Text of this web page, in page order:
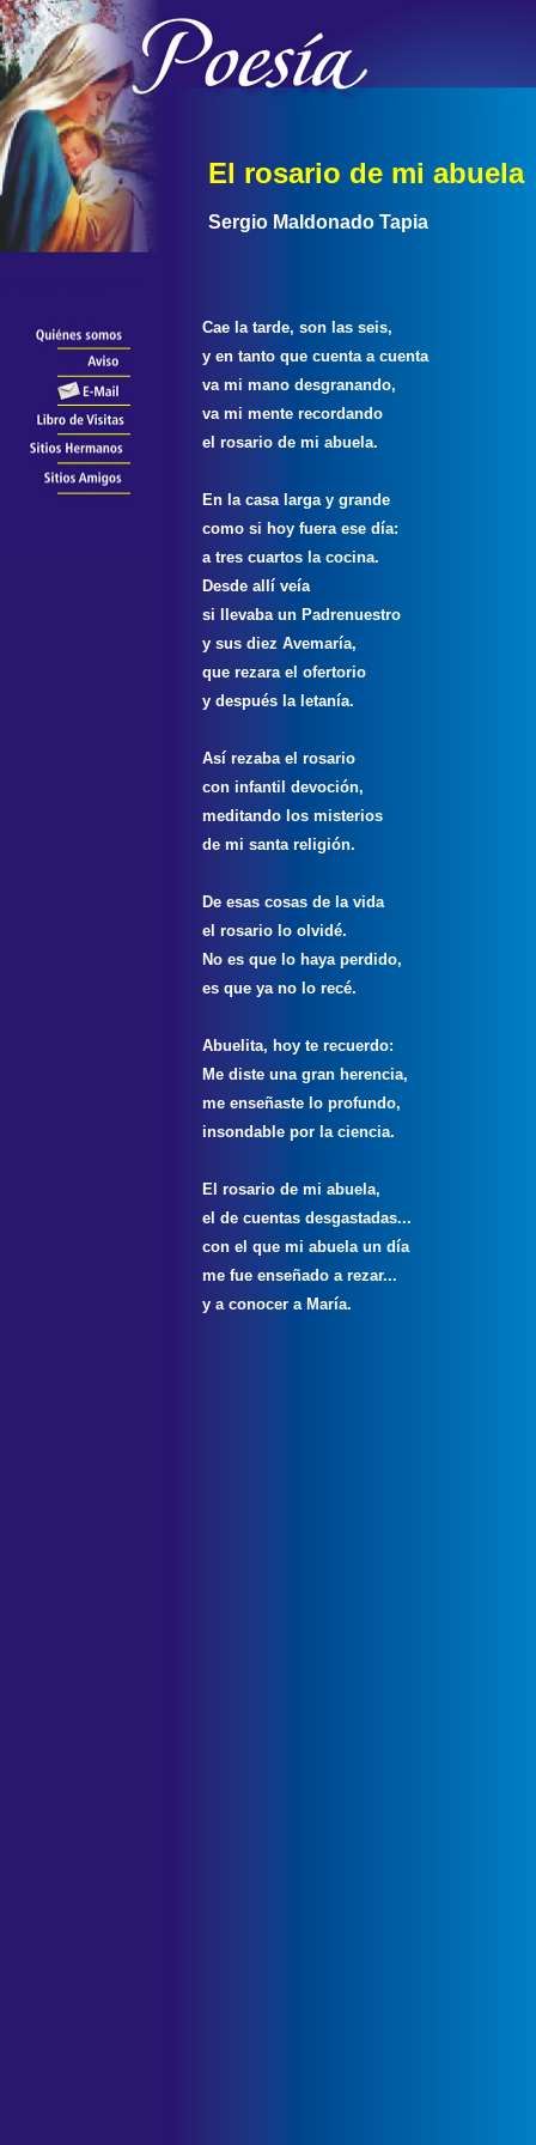
El rosario de mi abuela
Sergio Maldonado Tapia
Cae la tarde, son las seis,
y en tanto que cuenta a cuenta
va mi mano desgranando,
va mi mente recordando
el rosario de mi abuela.
En la casa larga y grande
como si hoy fuera ese día:
a tres cuartos la cocina.
Desde all í veía
si llevaba un Padrenuestro
y sus diez Avemaría,
que rezara el ofertorio
y después la letanía.
Así rezaba el rosario
con infantil devoción,
meditando los misterios
de mi santa religión.
De esas cosas de la vida
el rosario lo olvidé.
No es que lo haya perdido,
es que ya no lo recé.
Abuelita, hoy te recuerdo:
Me diste una gran herencia,
me enseñaste lo profundo,
insondable por la ciencia.
El rosario de mi abuela,
el de cuentas desgastadas...
con el que mi abuela un día
me fue enseñado a rezar...
y a conocer a María.